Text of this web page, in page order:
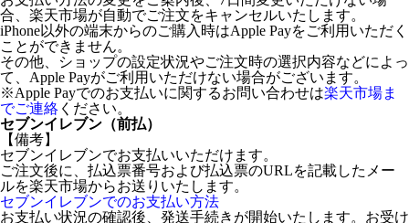
合、楽天市場が自動でご注文をキャンセルいたします。
iPhone以外の端末からのご購入時はApple Payをご利用いただく
ことができません。
その他、ショップの設定状況やご注文時の選択内容などによっ
て、Apple Payがご利用いただけない場合がございます。
※Apple Payでのお支払いに関するお問い合わせは楽天市場ま
でご連絡 ください。
セブンイレブン（前払）
【備考】
セブンイレブンでお支払いいただけます。
ご注文後に、払込票番号および払込票のURLを記載したメー
ルを楽天市場からお送りいたします。
セブンイレブンでのお支払い方法
お支払い状況の確認後、発送手続きが開始いたします。お受け